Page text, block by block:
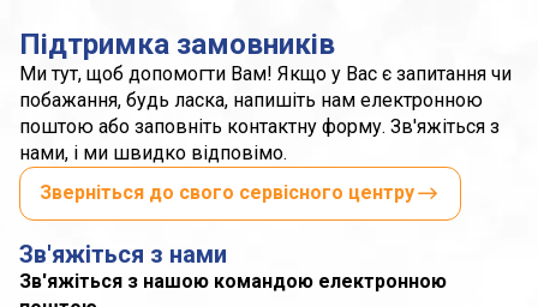
Підтримка замовників
Ми тут, щоб допомогти Вам! Якщо у Вас є запитання чи
побажання, будь ласка, напишіть нам електронною
поштою або заповніть контактну форму. Зв'яжіться з
нами, і ми швидко відповімо.
Зверніться до свого сервісного центру
Зв'яжіться з нами
Зв'яжіться з нашою командою електронною